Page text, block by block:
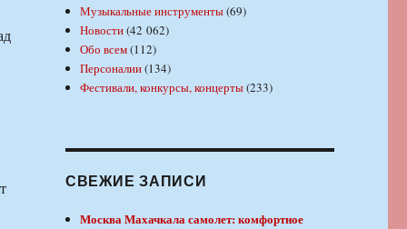
Музыкальные инструменты(69)
Новости(42 062)
Обо всем(112)
Персоналии(134)
Фестивали, конкурсы, концерты(233)
СВЕЖИЕ ЗАПИСИ
Москва Махачкала самолет: комфортное